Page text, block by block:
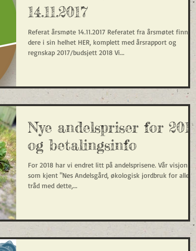
14.11.2017
Referat årsmøte 14.11.2017 Referatet fra årsmøtet finner
dere i sin helhet HER, komplett med årsrapport og
regnskap 2017/budsjett 2018 Vi...
Nye andelspriser for
og betalingsinfo
For 2018 har vi endret litt på andelsprisene. Vår visjon er
som kjent "Nes Andelsgård, økologisk jordbruk for alle".
tråd med dette,...